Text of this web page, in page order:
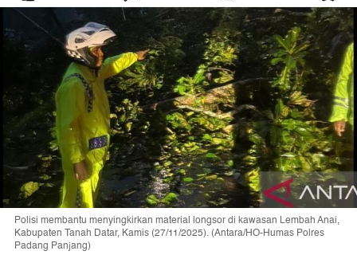
Polisi membantu menyingkirkan material longsor di kawasan Lembah Anai,
Kabupaten Tanah Datar, Kamis (27/11/2025). (Antara/HO-Humas Polres
Padang Panjang)